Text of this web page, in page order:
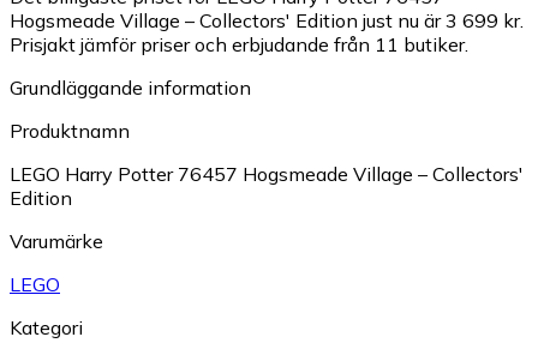
Hogsmeade Village – Collectors' Edition just nu är 3 699 kr.
Prisjakt jämför priser och erbjudande från 11 butiker.
Grundläggande information
Produktnamn
LEGO Harry Potter 76457 Hogsmeade Village – Collectors'
Edition
Varumärke
LEGO
Kategori